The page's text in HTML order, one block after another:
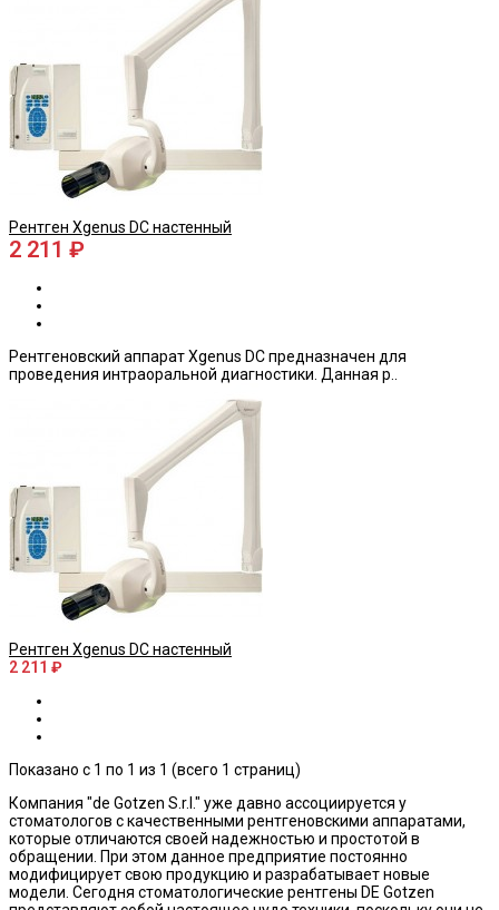
Рентген Хgenus DС настенный
2 211 ₽
Рентгеновский аппарат Хgenus DС предназначен для
проведения интраоральной диагностики. Данная р..
Рентген Хgenus DС настенный
2 211 ₽
Показано с 1 по 1 из 1 (всего 1 страниц)
Компания "de Gotzen S.r.l." уже давно ассоциируется у
стоматологов с качественными рентгеновскими аппаратами,
которые отличаются своей надежностью и простотой в
обращении. При этом данное предприятие постоянно
модифицирует свою продукцию и разрабатывает новые
модели. Сегодня стоматологические рентгены DE Gotzen